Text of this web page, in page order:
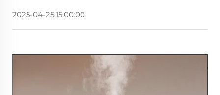
2025-04-25 15:00:00